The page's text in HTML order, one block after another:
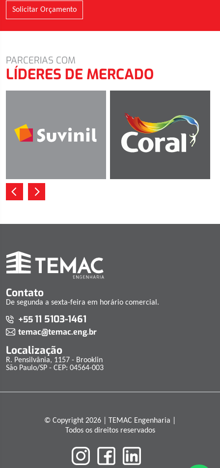
Solicitar Orçamento
PARCERIAS COM
LÍDERES DE MERCADO
Contato
De segunda a sexta-feira em horário comercial.
+5511 5103-1461
temac@temac.eng.br
Localização
R. Pensilvânia, 1157 - Brooklin
São Paulo/SP - CEP: 04564-003
© Copyright 2026 | TEMAC Engenharia |
Todos os direitos reservados